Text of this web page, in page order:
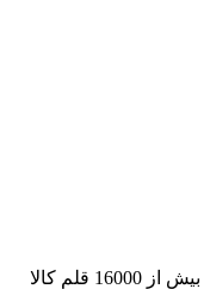
بیش از 16000 قلم کالا